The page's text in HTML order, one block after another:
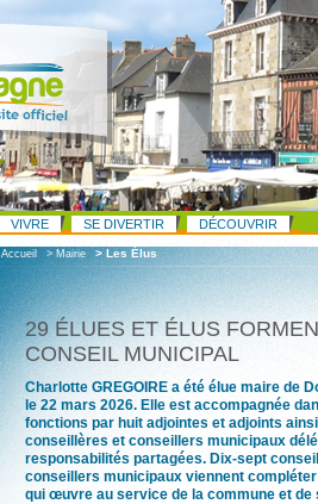
VIVRE SE DIVERTIR DÉCOUVRIR
Accueil > Mairie > Les Élus
29 ÉLUES ET ÉLUS
CONSEIL MUNICIPAL
Charlotte GREGOIRE a été élue maire de
le 22 mars 2026. Elle est accompagnée
fonctions par huit adjointes et adjoints
conseillères et conseillers municipaux
responsabilités partagées. Dix-sept
conseillers municipaux viennent
qui œuvre au service de la commune et de